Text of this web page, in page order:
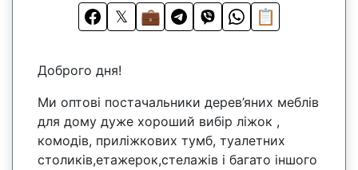
𝕏 💼 📋
Доброго дня!
Ми оптові постачальники дерев’яних меблів
для дому дуже хороший вибір ліжок ,
комодів, приліжкових тумб, туалетних
столиків,етажерок,стелажів і багато іншого